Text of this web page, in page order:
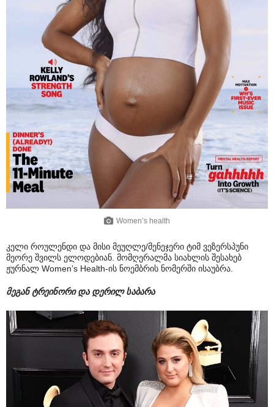
Women’s health
კელი როულენდი და მისი მეუღლე/მენეჯერი ტიმ ვეზერსპუნი
მეორე შვილს ელოდებიან. მომღერალმა სიახლის შესახებ
ჟურნალ Women’s Health-ის ნოემბრის ნომერში ისაუბრა.
მეგან ტრეინორი და დერილ საბარა